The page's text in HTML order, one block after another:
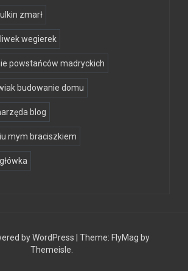
zmarł
wegierek
powstańców madryckich
budowanie domu
blog
mym braciszkiem
by WordPress Theme: FlyMag by
Themeisle.